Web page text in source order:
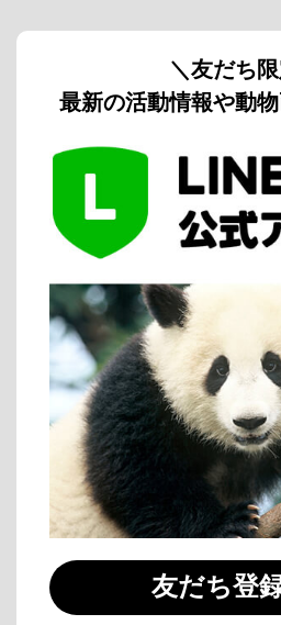
＼友だち
最新の活動情報や動
友だち登